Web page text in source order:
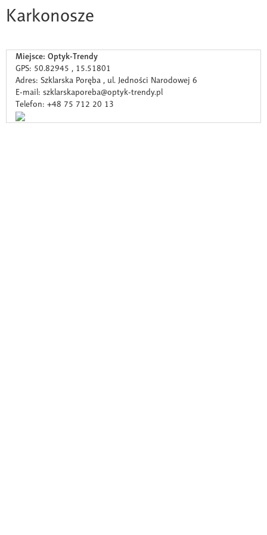
Karkonosze
Miejsce: Optyk-Trendy
GPS: 50.82945 , 15.51801
Adres: Szklarska Poręba , ul. Jedności Narodowej 6
E-mail: szklarskaporeba@optyk-trendy.pl
Telefon: +48 75 712 20 13